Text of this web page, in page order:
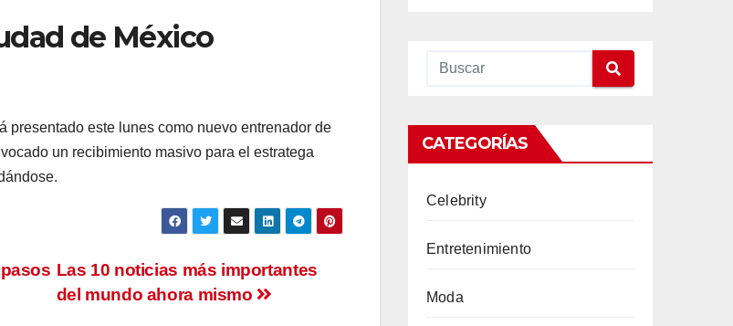
de México
presentado este lunes como nuevo entrenador de
un recibimiento masivo para el estratega
Las 10 noticias más importantes
del mundo ahora mismo
CATEGORÍAS
Celebrity
Entretenimiento
Moda